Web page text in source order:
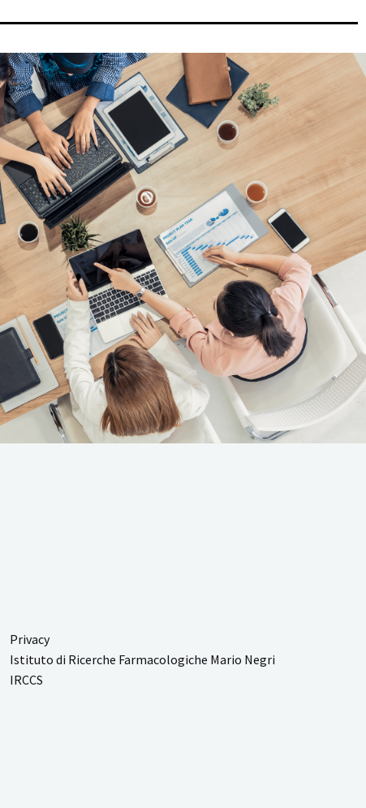
Privacy
Istituto di Ricerche Farmacologiche Mario Negri
IRCCS